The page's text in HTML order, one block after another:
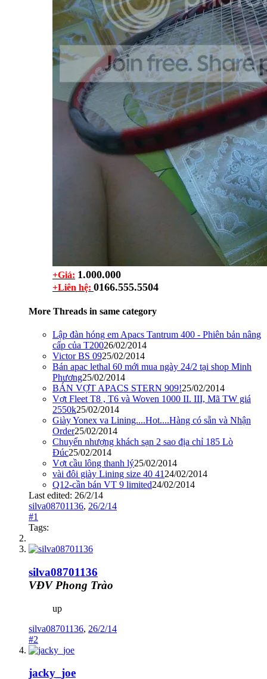
+Giá: 1.000.000
+Liên hệ: 0166.555.5504
More Threads in same category
Lập đàn hóng em Apacs Tantrum 400 - Phiên bản nâng
cấp của T20026/02/2014
Victor BS 0925/02/2014
Bán apac lethal 60 mới mua ngày 24/2 tại shop Minh
Phương25/02/2014
BÁN VỢT APACS STERN 909!25/02/2014
Vợt Fleet T8 , T6 và Woven 1000 II. III, Mã TW giá
2550k25/02/2014
Giày Yonex va Lining....Hot....Hàng có sẵn và Nhận
Order25/02/2014
Chuyển nhượng khách sạn 2 sao địa chỉ 185 Lò
Đúc25/02/2014
Vợt cầu lông thanh lý25/02/2014
vài đôi giày Lining size 40 41 24/02/2014
Q12-cần bán VT 9 limited24/02/2014
Last edited: 26/2/14
silva08701136, 26/2/14
#1
Tags:
silva08701136
VĐV Phong Trào
up
silva08701136, 26/2/14
#2
jacky_joe